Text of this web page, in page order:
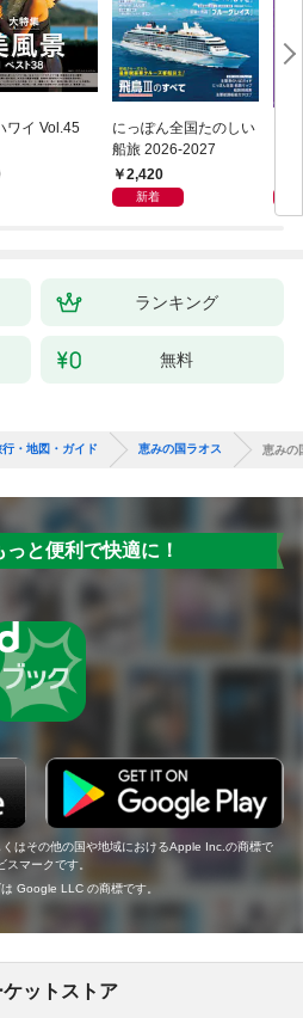
ワイ Vol.45
にっぽん全国たのしい
船旅 2026-2027
2,420
新着
ランキング
無料
行・地図・ガイド 恵みの国ラオス 恵みの
と便利で快適に！
はその他の国や地域におけるApple Inc.の商標で
マークです。
Google LLC の商標です。
ットストア